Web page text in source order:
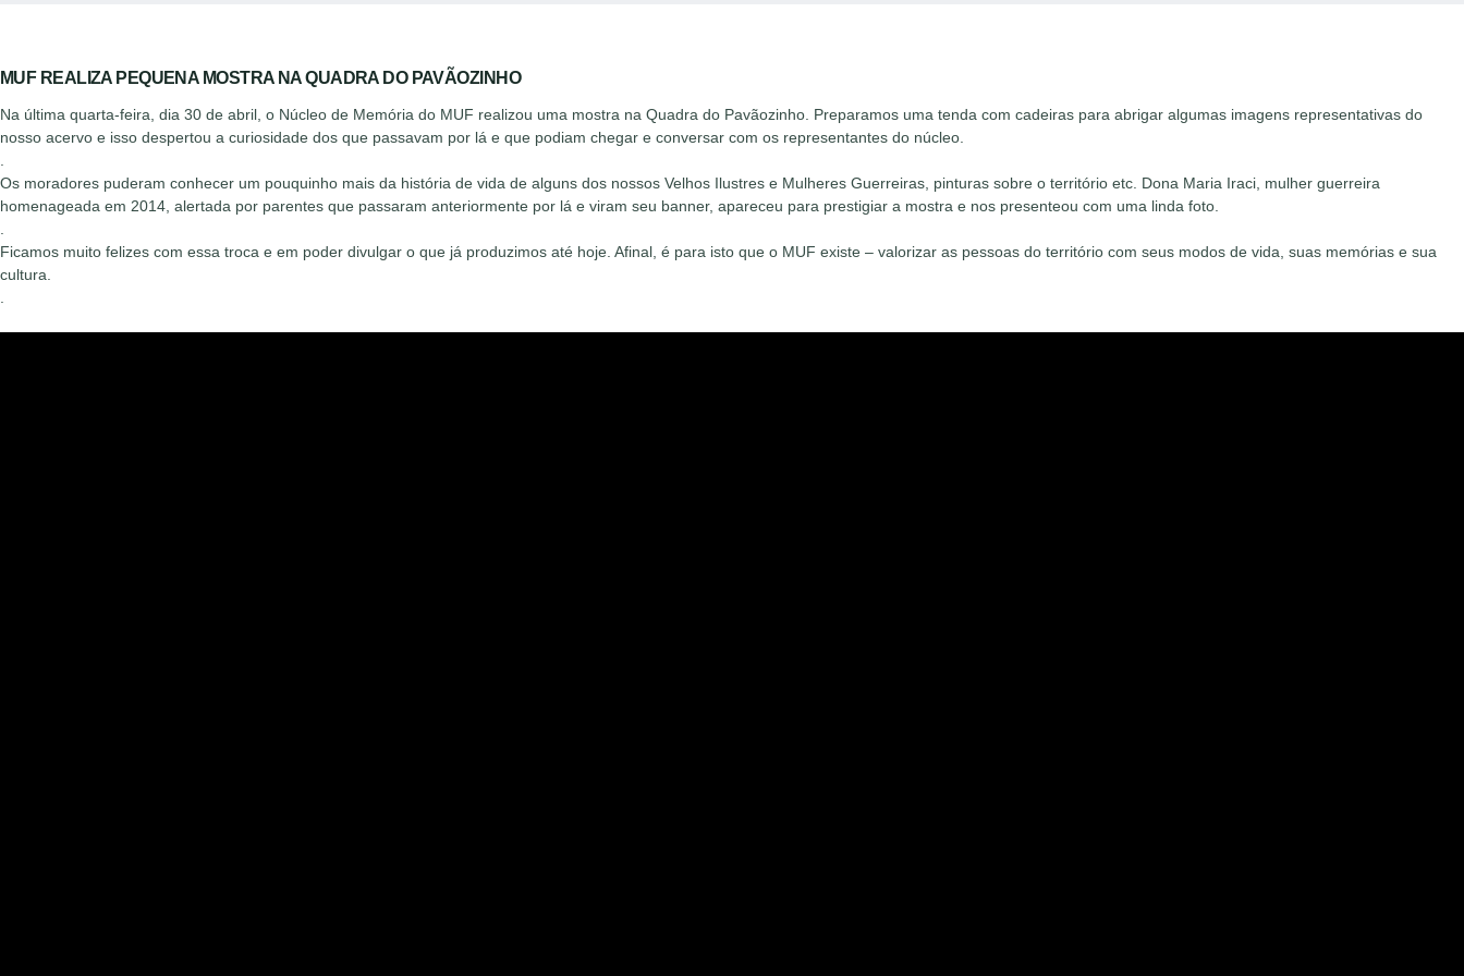
MUF REALIZA PEQUENA MOSTRA NA QUADRA DO PAVÃOZINHO
Na última quarta-feira, dia 30 de abril, o Núcleo de Memória do MUF realizou uma mostra na Quadra do Pavãozinho. Preparamos uma tenda com cadeiras para abrigar algumas imagens representativas do
nosso acervo e isso despertou a curiosidade dos que passavam por lá e que podiam chegar e conversar com os representantes do núcleo.
Os moradores puderam conhecer um pouquinho mais da história de vida de alguns dos nossos Velhos Ilustres e Mulheres Guerreiras, pinturas sobre o território etc. Dona Maria Iraci, mulher guerreira
homenageada em 2014, alertada por parentes que passaram anteriormente por lá e viram seu banner, apareceu para prestigiar a mostra e nos presenteou com uma linda foto.
Ficamos muito felizes com essa troca e em poder divulgar o que já produzimos até hoje. Afinal, é para isto que o MUF existe – valorizar as pessoas do território com seus modos de vida, suas memórias e sua
cultura.